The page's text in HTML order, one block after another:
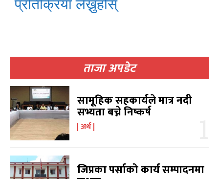
खोज्नुहोस्
काबिलखबर एफएम सुन्नुहोस
खोज्नुहोस्
काबिलखबर एफएम सुन्नुहोस
ताजा अपडेट
सामूहिक सहकार्यले मात्र नदी
सभ्यता बच्ने निष्कर्ष
अर्थ
जिप्रका पर्साको कार्य सम्पादनमा
प्रतिक्रिया लेख्नुहोस्